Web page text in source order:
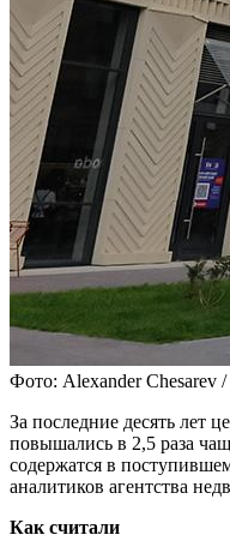
Фото: Alexander Chesarev
За последние десять лет
повышались в 2,5 раза
содержатся в
аналитиков агентства
Как считали